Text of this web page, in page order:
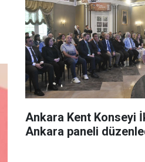
Ankara Kent Konseyi
Ankara paneli